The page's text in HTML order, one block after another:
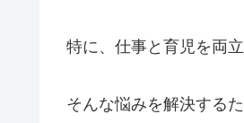
特に、仕事と育児を両
そんな悩みを解決する